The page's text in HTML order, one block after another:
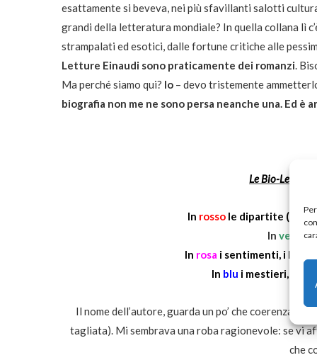
esattamente si beveva, nei più sfavillanti salotti
grandi della letteratura mondiale? In quella collana lì
strampalati ed esotici, dalle fortune critiche alle
Letture Einaudi sono praticamente dei romanzi.
Ma perché siamo qui? Io – devo tristemente
biografia non me ne sono persa neanche una. Ed
Le Bio-Letture:
In rosso le dipartite
In verde
In rosa i sentimenti, i
In blu i mestieri, per
Il nome dell’autore, guarda un po’ che coerenza,
tagliata). Mi sembrava una roba ragionevole: se vi
che